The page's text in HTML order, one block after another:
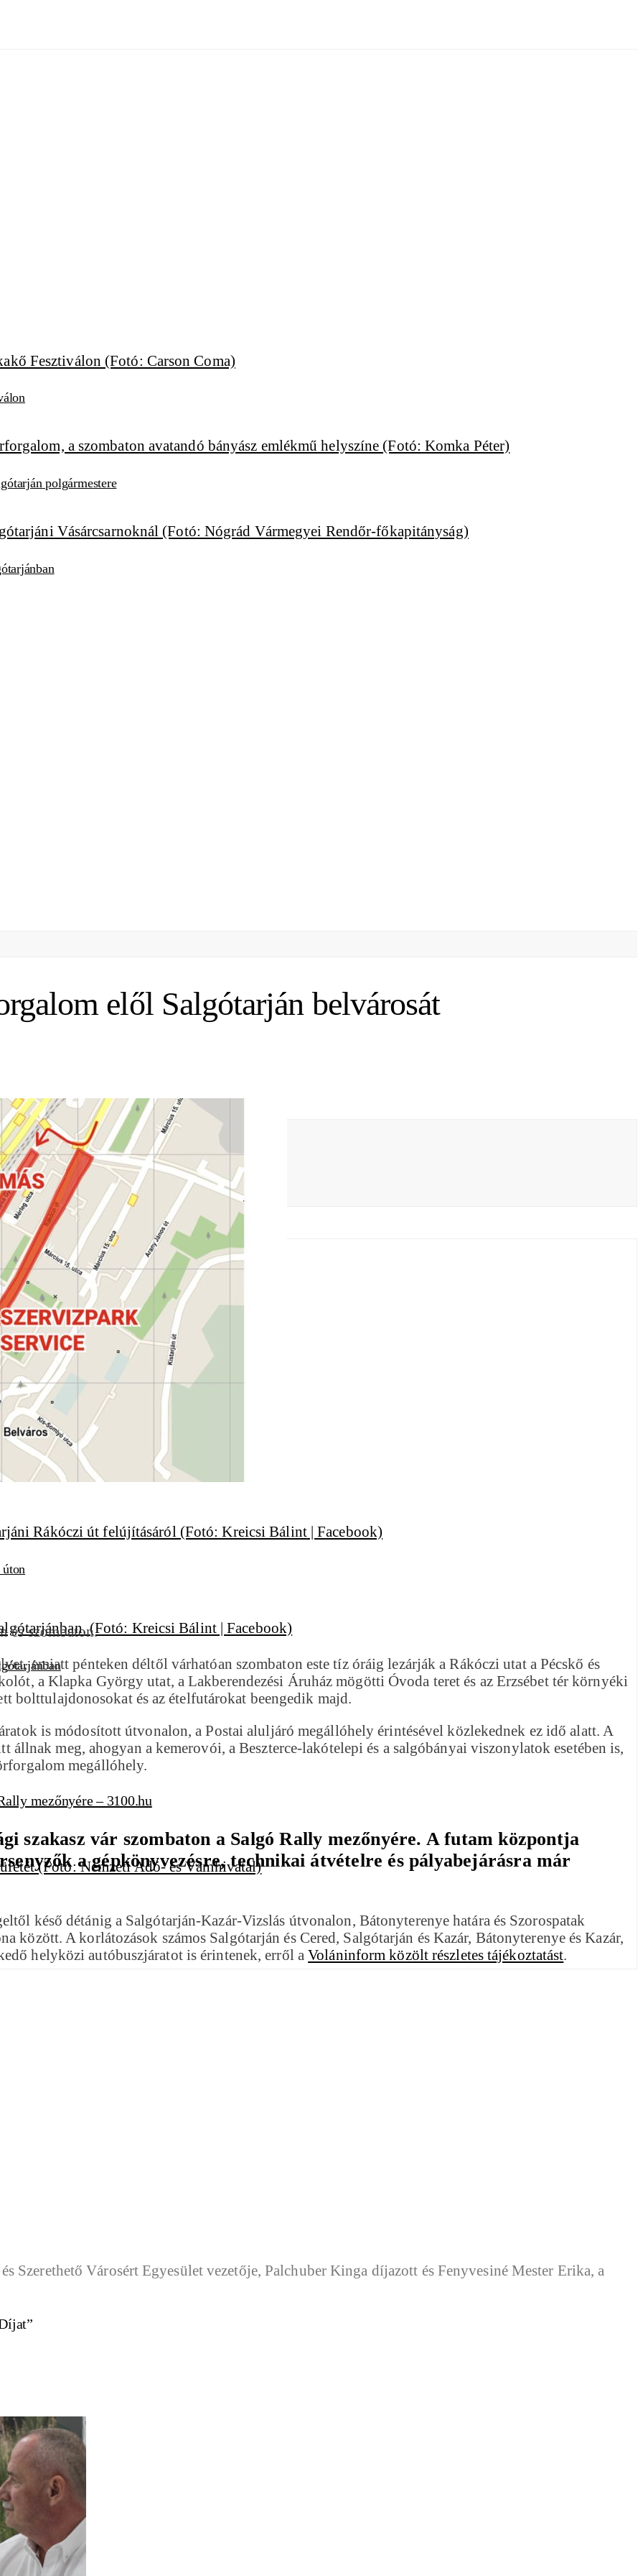
polgármestere
elől Salgótarján belvárosát
és szombaton.
emiatt pénteken déltől várhatóan szombaton este tíz óráig lezárják a Rákóczi utat a Pécskő és
a Klapka György utat, a Lakberendezési Áruház mögötti Óvoda teret és az Erzsébet tér környéki
bolttulajdonosokat és az ételfutárokat beengedik majd.
is módosított útvonalon, a Postai aluljáró megállóhely érintésével közlekednek ez idő alatt. A
meg, ahogyan a kemerovói, a Beszterce-lakótelepi és a salgóbányai viszonylatok esetében is,
megállóhely.
mezőnyére – 3100.hu
szakasz vár szombaton a Salgó Rally mezőnyére. A futam központja
a gépkönyvezésre, technikai átvételre és pályabejárásra már
késő détánig a Salgótarján-Kazár-Vizslás útvonalon, Bátonyterenye határa és Szorospatak
között. A korlátozások számos Salgótarján és Cered, Salgótarján és Kazár, Bátonyterenye és Kazár,
helyközi autóbuszjáratot is érintenek, erről aVoláninform közölt részletes tájékoztatást